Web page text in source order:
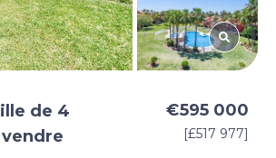
de 4
€595 000
[£517 977]